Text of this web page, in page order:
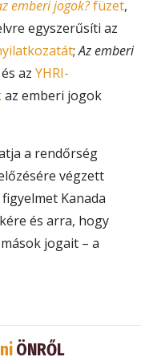
emberi jogok?füzet,
egyszerűsíti az
;Az emberi
az YHRI-
az emberi jogok
a rendőrség
végzett
Kanada
és arra, hogy
jogait – a
ÖNRŐL